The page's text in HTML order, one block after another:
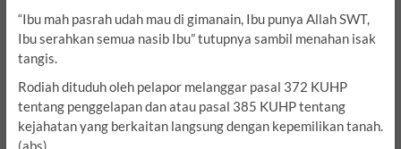
“Ibu mah pasrah udah mau di gimanain, Ibu punya Allah SWT,
Ibu serahkan semua nasib Ibu” tutupnya sambil menahan isak
tangis.
Rodiah dituduh oleh pelapor melanggar pasal 372 KUHP
tentang penggelapan dan atau pasal 385 KUHP tentang
kejahatan yang berkaitan langsung dengan kepemilikan tanah.
(abs)